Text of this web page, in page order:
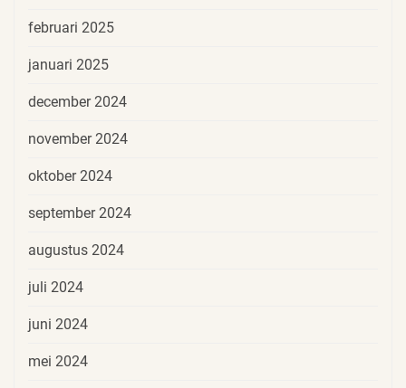
februari 2025
januari 2025
december 2024
november 2024
oktober 2024
september 2024
augustus 2024
juli 2024
juni 2024
mei 2024